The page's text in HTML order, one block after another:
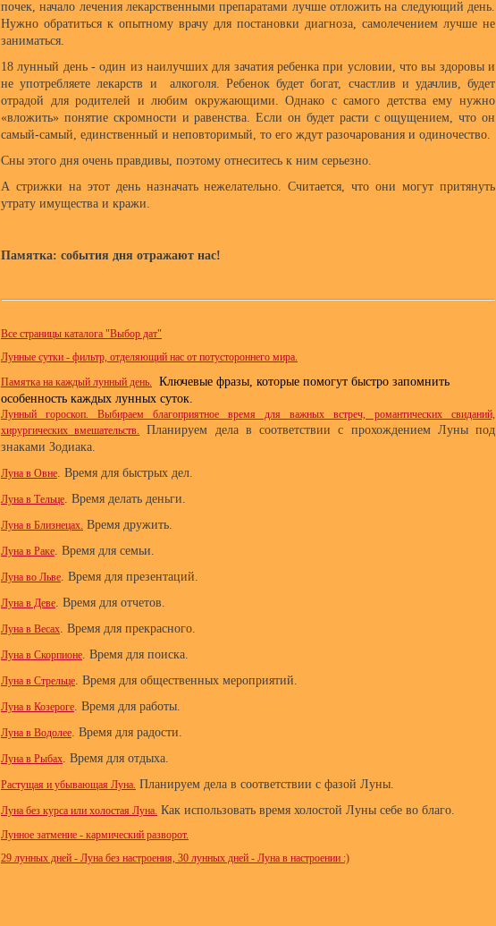
почек, начало лечения лекарственными препаратами лучше отложить на следующий день.
Нужно обратиться к опытному врачу для постановки диагноза, самолечением лучше не
заниматься.
18 лунный день - один из наилучших для зачатия ребенка при условии, что вы здоровы и
не употребляете лекарств и алкоголя. Ребенок будет богат, счастлив и удачлив, будет
отрадой для родителей и любим окружающими. Однако с самого детства ему нужно
«вложить» понятие скромности и равенства. Если он будет расти с ощущением, что он
самый-самый, единственный и неповторимый, то его ждут разочарования и одиночество.
Сны этого дня очень правдивы, поэтому отнеситесь к ним серьезно.
А стрижки на этот день назначать нежелательно. Считается, что они могут притянуть
утрату имущества и кражи.
Памятка: события дня отражают нас!
Все страницы каталога "Выбор дат"
Лунные сутки - фильтр, отделяющий нас от потустороннего мира.
Памятка на каждый лунный день.
Ключевые фразы, которые помогут быстро запомнить
особенность каждых лунных суток.
Лунный гороскоп. Выбираем благоприятное время для важных встреч, романтических свиданий,
хирургических вмешательств.
Планируем дела в соответствии с прохождением Луны под
знаками Зодиака.
Луна в Овне. Время для быстрых дел.
Луна в Тельце. Время делать деньги.
Луна в Близнецах. Время дружить.
Луна в Раке. Время для семьи.
Луна во Льве. Время для презентаций.
Луна в Деве. Время для отчетов.
Луна в Весах. Время для прекрасного.
Луна в Скорпионе. Время для поиска.
Луна в Стрельце. Время для общественных мероприятий.
Луна в Козероге. Время для работы.
Луна в Водолее. Время для радости.
Луна в Рыбах. Время для отдыха.
Растущая и убывающая Луна. Планируем дела в соответствии с фазой Луны.
Луна без курса или холостая Луна. Как использовать время холостой Луны себе во благо.
Лунное затмение - кармический разворот.
29 лунных дней - Луна без настроения, 30 лунных дней - Луна в настроении :)